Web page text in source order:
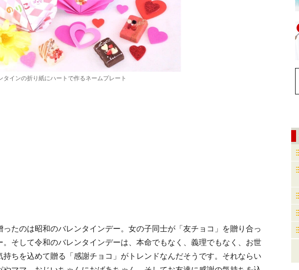
タインの折り紙にハートで作るネームプレート
たのは昭和のバレンタインデー。女の子同士が「友チョコ」を贈り合っ
。そして令和のバレンタインデーは、本命でもなく、義理でもなく、お世
ちを込めて贈る「感謝チョコ」がトレンドなんだそうです。それならい